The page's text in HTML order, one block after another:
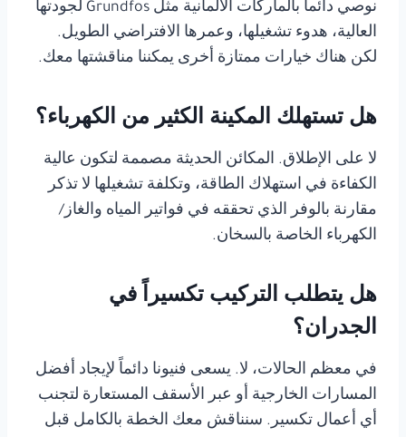
نوصي دائماً بالماركات الألمانية مثل Grundfos لجودتها
العالية، هدوء تشغيلها، وعمرها الافتراضي الطويل.
لكن هناك خيارات ممتازة أخرى يمكننا مناقشتها معك.
هل تستهلك المكينة الكثير من الكهرباء؟
لا على الإطلاق. المكائن الحديثة مصممة لتكون عالية
الكفاءة في استهلاك الطاقة، وتكلفة تشغيلها لا تذكر
مقارنة بالوفر الذي تحققه في فواتير المياه والغاز/
الكهرباء الخاصة بالسخان.
هل يتطلب التركيب تكسيراً في
الجدران؟
في معظم الحالات، لا. يسعى فنيونا دائماً لإيجاد أفضل
المسارات الخارجية أو عبر الأسقف المستعارة لتجنب
أي أعمال تكسير. سنناقش معك الخطة بالكامل قبل